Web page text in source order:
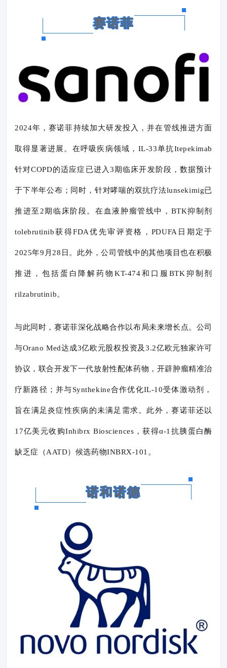
赛诺菲
2024年，赛诺菲持续加大研发投入，并在管线推进方面
取得显著进展。在呼吸疾病领域，IL-33单抗Itepekimab
针对COPD的适应症已进入3期临床开发阶段，数据预计
于下半年公布；同时，针对哮喘的双抗疗法lunsekimig已
推进至2期临床阶段。在血液肿瘤管线中，BTK抑制剂
tolebrutinib获得FDA优先审评资格，PDUFA日期定于
2025年9月28日。此外，公司管线中的其他项目也在积极
推进，包括蛋白降解药物KT-474和口服BTK抑制剂
rilzabrutinib。
与此同时，赛诺菲深化战略合作以布局未来增长点。公司
与Orano Med达成3亿欧元股权投资及3.2亿欧元独家许可
协议，联合开发下一代放射性配体药物，开辟肿瘤精准治
疗新路径；并与Synthekine合作优化IL-10受体激动剂，
旨在满足炎症性疾病的未满足需求。此外，赛诺菲还以
17亿美元收购Inhibrx Biosciences，获得α-1抗胰蛋白酶
缺乏症（AATD）候选药物INBRX-101。
诺和诺德